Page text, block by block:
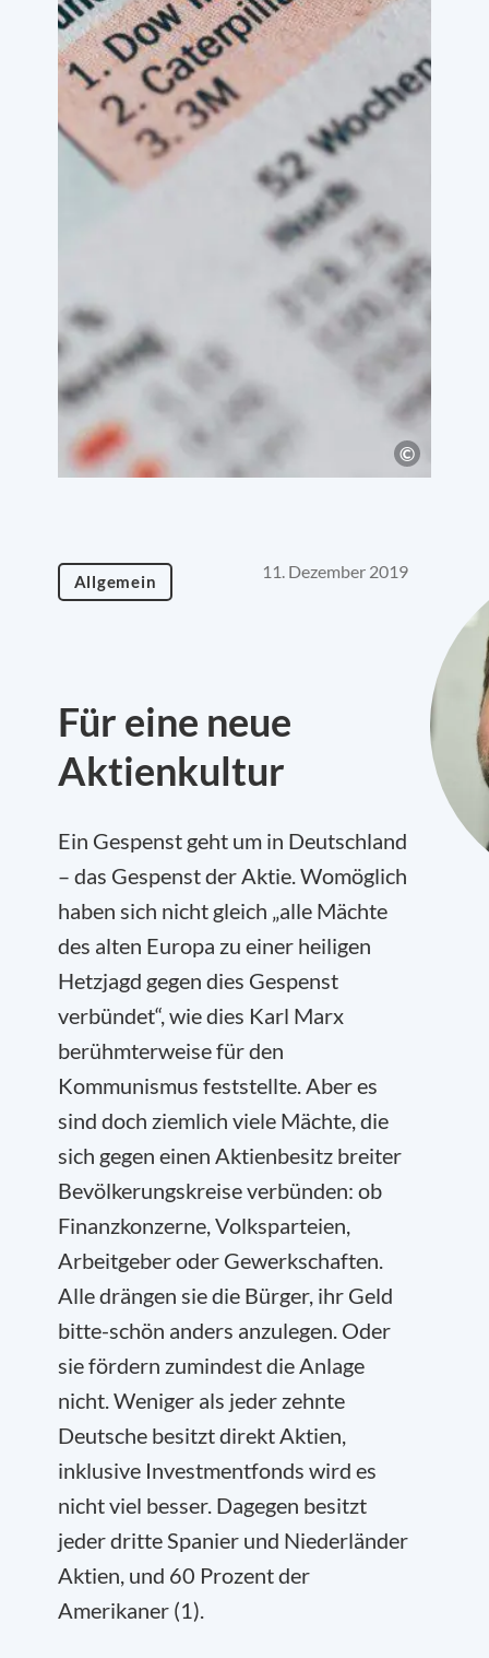
Allgemein 11. Dezember 2019
Für eine neue
Aktienkultur
Ein Gespenst geht um in Deutschland
– das Gespenst der Aktie. Womöglich
haben sich nicht gleich „alle Mächte
des alten Europa zu einer heiligen
Hetzjagd gegen dies Gespenst
verbündet“, wie dies Karl Marx
berühmterweise für den
Kommunismus feststellte. Aber es
sind doch ziemlich viele Mächte, die
sich gegen einen Aktienbesitz breiter
Bevölkerungskreise verbünden: ob
Finanzkonzerne, Volksparteien,
Arbeitgeber oder Gewerkschaften.
Alle drängen sie die Bürger, ihr Geld
bitte-schön anders anzulegen. Oder
sie fördern zumindest die Anlage
nicht. Weniger als jeder zehnte
Deutsche besitzt direkt Aktien,
inklusive Investmentfonds wird es
nicht viel besser. Dagegen besitzt
jeder dritte Spanier und Niederländer
Aktien, und 60 Prozent der
Amerikaner (1).